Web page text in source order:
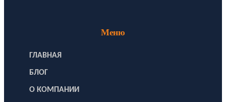
Меню
ГЛАВНАЯ
БЛОГ
О КОМПАНИИ